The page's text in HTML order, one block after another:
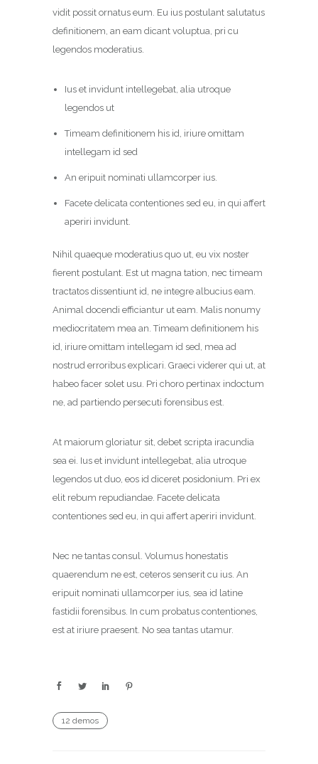
vidit possit ornatus eum. Eu ius postulant salutatus
definitionem, an eam dicant voluptua, pri cu
legendos moderatius.
Ius et invidunt intellegebat, alia utroque
legendos ut
Timeam definitionem his id, iriure omittam
intellegam id sed
An eripuit nominati ullamcorper ius.
Facete delicata contentiones sed eu, in qui affert
aperiri invidunt.
Nihil quaeque moderatius quo ut, eu vix noster
fierent postulant. Est ut magna tation, nec timeam
tractatos dissentiunt id, ne integre albucius eam.
Animal docendi efficiantur ut eam. Malis nonumy
mediocritatem mea an. Timeam definitionem his
id, iriure omittam intellegam id sed, mea ad
nostrud erroribus explicari. Graeci viderer qui ut, at
habeo facer solet usu. Pri choro pertinax indoctum
ne, ad partiendo persecuti forensibus est.
At maiorum gloriatur sit, debet scripta iracundia
sea ei. Ius et invidunt intellegebat, alia utroque
legendos ut duo, eos id diceret posidonium. Pri ex
elit rebum repudiandae. Facete delicata
contentiones sed eu, in qui affert aperiri invidunt.
Nec ne tantas consul. Volumus honestatis
quaerendum ne est, ceteros senserit cu ius. An
eripuit nominati ullamcorper ius, sea id latine
fastidii forensibus. In cum probatus contentiones,
est at iriure praesent. No sea tantas utamur.
12 demos